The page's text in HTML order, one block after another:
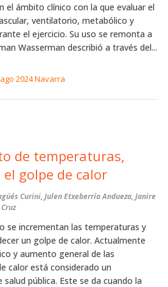
el ámbito clínico con la que evaluar el
ventilatorio, metabólico y
el ejercicio. Su uso se remonta a
Wasserman describió a través del...
2024 Navarra
de temperaturas,
golpe de calor
Curini, Julen Etxeberría Andueza, Janire
se incrementan las temperaturas y
un golpe de calor. Actualmente
y aumento general de las
calor está considerado un
pública. Este se da cuando la